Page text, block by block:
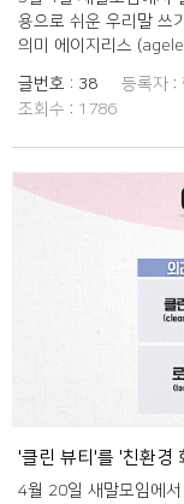
용으로 쉬운 우리말 쓰
의미 에이지리스
하기 전 소비자의 선호
글번호 : 38 등록자 :
조회수 : 1786
'클린 뷰티'를 '친환경
4월 20일 새말모임에